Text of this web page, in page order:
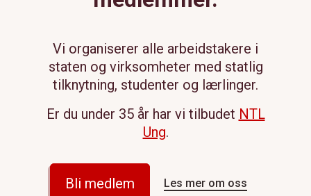
Vi organiserer alle arbeidstakere i
staten og virksomheter med statlig
tilknytning, studenter og lærlinger.
Er du under 35 år har vi tilbudet NTL
Ung.
Bli medlem Les mer om oss